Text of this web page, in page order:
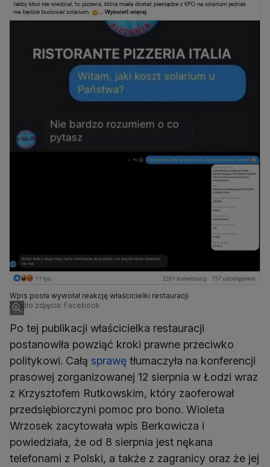
Wpis posła wywołał reakcję właścicielki restauracji
Źródło zdjęcia: Facebook
Po tej publikacji właścicielka restauracji
postanowiła powziąć kroki prawne przeciwko
politykowi. Całą sprawę tłumaczyła na konferencji
prasowej zorganizowanej 12 sierpnia w Łodzi wraz
z Krzysztofem Rutkowskim, który zaoferował
przedsiębiorczyni pomoc pro bono. Wioleta
Wrzosek zacytowała wpis Berkowicza i
powiedziała, że od 8 sierpnia jest nękana
telefonami z Polski, a także z zagranicy oraz że jej